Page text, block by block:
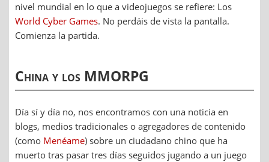
nivel mundial en lo que a videojuegos se refiere: Los
World Cyber Games. No perdáis de vista la pantalla.
Comienza la partida.
China y los MMORPG
Día sí y día no, nos encontramos con una noticia en
blogs, medios tradicionales o agregadores de contenido
(como Menéame) sobre un ciudadano chino que ha
muerto tras pasar tres días seguidos jugando a un juego